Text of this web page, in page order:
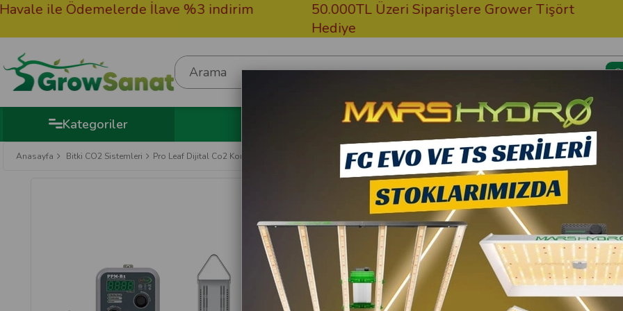
Ödemelerde İlave %3 indirim
50.000TL Üzeri Siparişlere Grower Tişört
Kategoriler Kargom Nerede? Bitki Besin
Anasayfa Bitki CO2 Sistemleri Pro Leaf Dijital Co2 Kontrol ve Ölçüm Cihazı (PPM-B1)
Pro Leaf
Pro Leaf Dijital Co2
10
28.480,00 TL
25.632,00 TL